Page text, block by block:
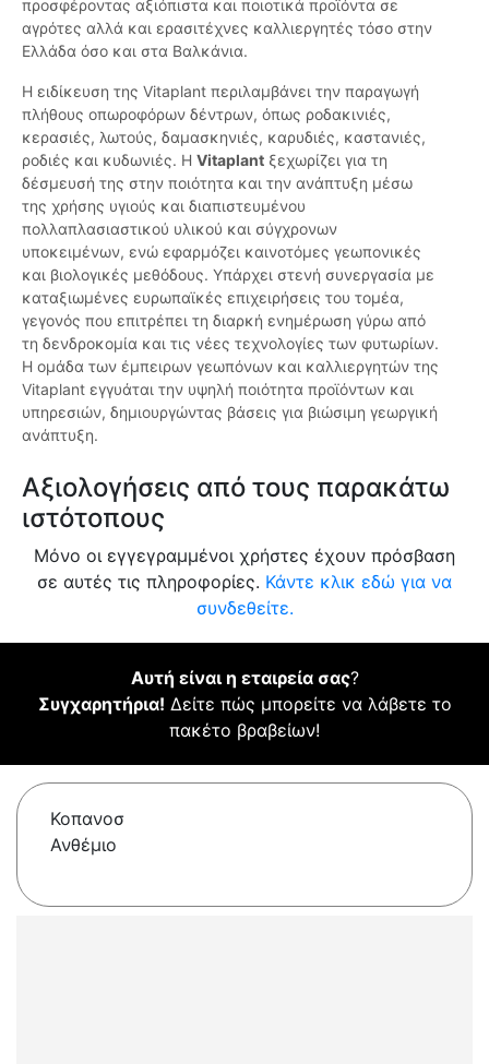
προσφέροντας αξιόπιστα και ποιοτικά προϊόντα σε
αγρότες αλλά και ερασιτέχνες καλλιεργητές τόσο στην
Ελλάδα όσο και στα Βαλκάνια.
Η ειδίκευση της Vitaplant περιλαμβάνει την παραγωγή
πλήθους οπωροφόρων δέντρων, όπως ροδακινιές,
κερασιές, λωτούς, δαμασκηνιές, καρυδιές, καστανιές,
ροδιές και κυδωνιές. Η Vitaplant ξεχωρίζει για τη
δέσμευσή της στην ποιότητα και την ανάπτυξη μέσω
της χρήσης υγιούς και διαπιστευμένου
πολλαπλασιαστικού υλικού και σύγχρονων
υποκειμένων, ενώ εφαρμόζει καινοτόμες γεωπονικές
και βιολογικές μεθόδους. Υπάρχει στενή συνεργασία με
καταξιωμένες ευρωπαϊκές επιχειρήσεις του τομέα,
γεγονός που επιτρέπει τη διαρκή ενημέρωση γύρω από
τη δενδροκομία και τις νέες τεχνολογίες των φυτωρίων.
Η ομάδα των έμπειρων γεωπόνων και καλλιεργητών της
Vitaplant εγγυάται την υψηλή ποιότητα προϊόντων και
υπηρεσιών, δημιουργώντας βάσεις για βιώσιμη γεωργική
ανάπτυξη.
Αξιολογήσεις από τους παρακάτω
ιστότοπους
Μόνο οι εγγεγραμμένοι χρήστες έχουν πρόσβαση
σε αυτές τις πληροφορίες. Κάντε κλικ εδώ για να
συνδεθείτε.
Αυτή είναι η εταιρεία σας?
Συγχαρητήρια! Δείτε πώς μπορείτε να λάβετε το
πακέτο βραβείων!
Κοπανοσ
Ανθέμιο